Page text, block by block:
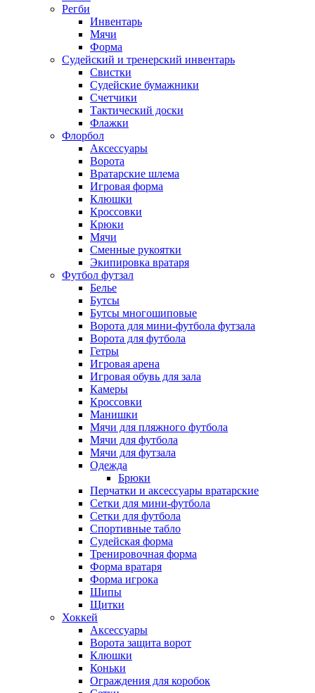
Регби
Инвентарь
Мячи
Форма
Судейский и тренерский инвентарь
Свистки
Судейские бумажники
Счетчики
Тактический доски
Флажки
Флорбол
Аксессуары
Ворота
Вратарские шлема
Игровая форма
Клюшки
Кроссовки
Крюки
Мячи
Сменные рукоятки
Экипировка вратаря
Футбол футзал
Белье
Бутсы
Бутсы многошиповые
Ворота для мини-футбола футзала
Ворота для футбола
Гетры
Игровая арена
Игровая обувь для зала
Камеры
Кроссовки
Манишки
Мячи для пляжного футбола
Мячи для футбола
Мячи для футзала
Одежда
Брюки
Перчатки и аксессуары вратарские
Сетки для мини-футбола
Сетки для футбола
Спортивные табло
Судейская форма
Тренировочная форма
Форма вратаря
Форма игрока
Шипы
Щитки
Хоккей
Аксессуары
Ворота защита ворот
Клюшки
Коньки
Ограждения для коробок